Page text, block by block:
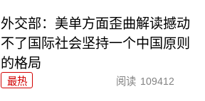
外交部：美单方面歪曲解读撼动
不了国际社会坚持一个中国原则
的格局
最热 阅读 109412